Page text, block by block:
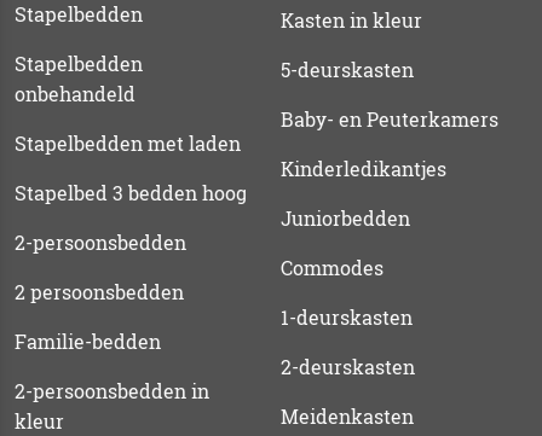
Stapelbedden
Stapelbedden
onbehandeld
Stapelbedden met laden
Stapelbed 3 bedden hoog
2-persoonsbedden
2 persoonsbedden
Familie-bedden
2-persoonsbedden in
kleur
Kasten in kleur
5-deurskasten
Baby- en Peuterkamers
Kinderledikantjes
Juniorbedden
Commodes
1-deurskasten
2-deurskasten
Meidenkasten